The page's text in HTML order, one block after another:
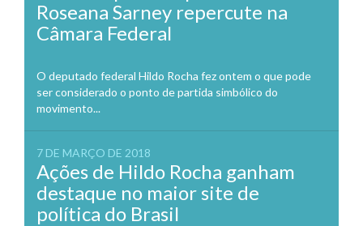
Roseana Sarney repercute na
Câmara Federal
O deputado federal Hildo Rocha fez ontem o que pode
ser considerado o ponto de partida simbólico do
movimento...
7 DE MARÇO DE 2018
Ações de Hildo Rocha ganham
destaque no maior site de
política do Brasil